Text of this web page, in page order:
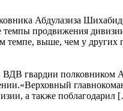
Абдулазиза
темпы продвижения
темпе, выше, чем у других
ВДВ гвардии
а также поблагодарил